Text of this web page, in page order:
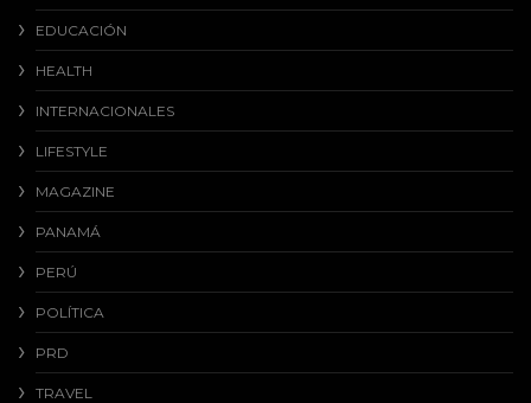
EDUCACIÓN
HEALTH
INTERNACIONALES
LIFESTYLE
MAGAZINE
PANAMÁ
PERÚ
POLÍTICA
PRD
TRAVEL